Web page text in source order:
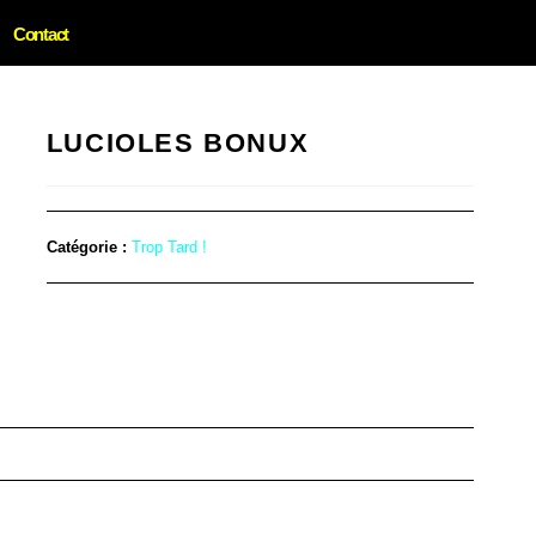
Contact
LUCIOLES BONUX
Catégorie : Trop Tard !